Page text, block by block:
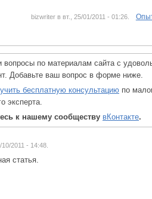
bizwriter в вт., 25/01/2011 - 01:26.
по материалам сайта с
Добавьте ваш вопрос в форме ниже.
бесплатную консультацию по
эксперта.
к нашему сообществу вКонтакте.
2011 - 14:48.
статья.